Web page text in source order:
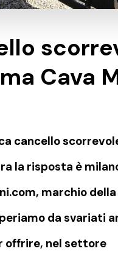
Cava
cancello
la risposta è
marchio della
da svariati
offrire, nel settore